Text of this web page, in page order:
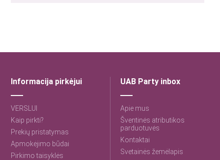
Informacija pirkėjui
VERSLUI
Kaip pirkti?
Prekių pristatymas
Apmokėjimo būdai
Pirkimo taisyklės
UAB Party inbox
Apie mus
Šventinės atributikos
parduotuvės
Kontaktai
Svetainės žemėlapis